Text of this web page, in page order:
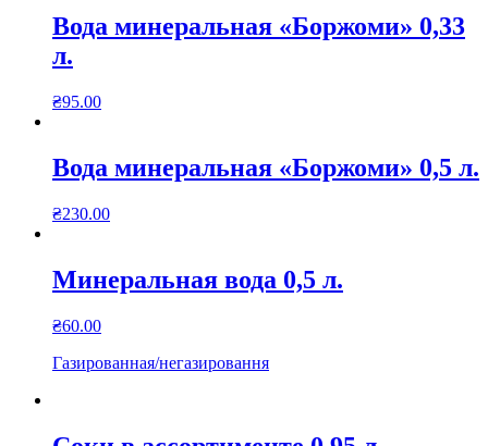
Вода минеральная «Боржоми» 0,33
л.
₴95.00
Вода минеральная «Боржоми» 0,5 л.
₴230.00
Минеральная вода 0,5 л.
₴60.00
Газированная/негазировання